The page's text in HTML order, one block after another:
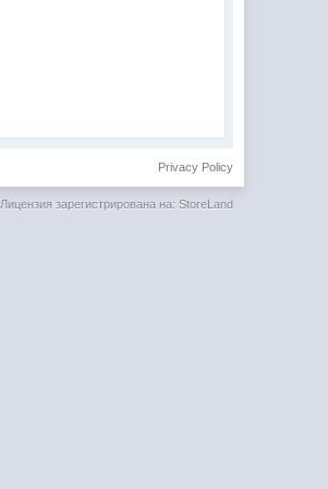
Privacy Policy
Лицензия зарегистрирована на: StoreLand